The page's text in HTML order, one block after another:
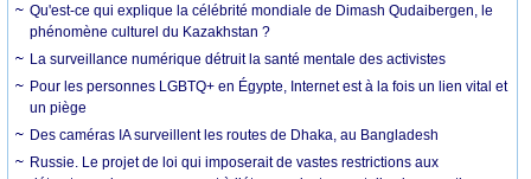
Qu'est-ce qui explique la célébrité mondiale de Dimash Qudaibergen, le
phénomène culturel du Kazakhstan ?
La surveillance numérique détruit la santé mentale des activistes
Pour les personnes LGBTQ+ en Égypte, Internet est à la fois un lien vital et
un piège
Des caméras IA surveillent les routes de Dhaka, au Bangladesh
Russie. Le projet de loi qui imposerait de vastes restrictions aux